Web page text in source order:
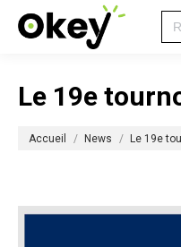
for:
Le 19e
Accueil News Le 19e